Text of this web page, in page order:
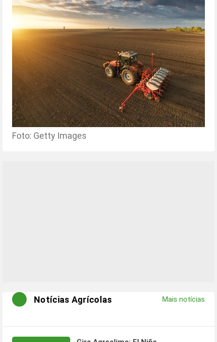
Foto: Getty Images
Notícias Agrícolas Mais notícias